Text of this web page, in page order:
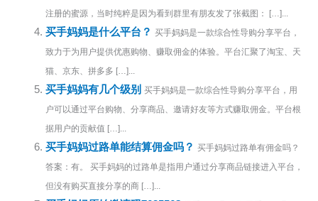
注册的蜜源，当时纯粹是因为看到群里有朋友发了张截图： […]...
买手妈妈是什么平台？ 买手妈妈是一款综合性导购分享平台，
致力于为用户提供优惠购物、赚取佣金的体验。平台汇聚了淘宝、天
猫、京东、拼多多 […]...
买手妈妈有几个级别 买手妈妈是一款综合性导购分享平台，用
户可以通过平台购物、分享商品、邀请好友等方式赚取佣金。平台根
据用户的贡献值 […]...
买手妈妈过路单能结算佣金吗？ 买手妈妈过路单有佣金吗？
答案：有。 买手妈妈的过路单是指用户通过分享商品链接进入平台，
但没有购买直接分享的商 […]...